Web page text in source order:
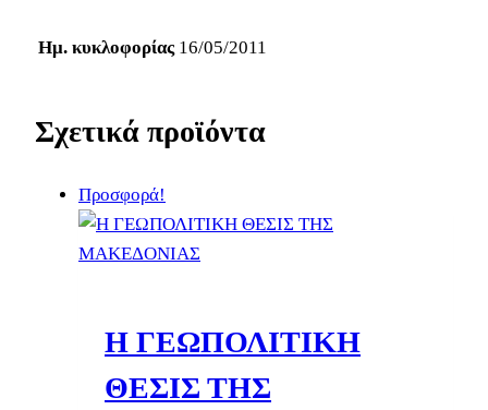
Ημ. κυκλοφορίας 16/05/2011
Σχετικά προϊόντα
Προσφορά!
Η ΓΕΩΠΟΛΙΤΙΚΗ
ΘΕΣΙΣ ΤΗΣ